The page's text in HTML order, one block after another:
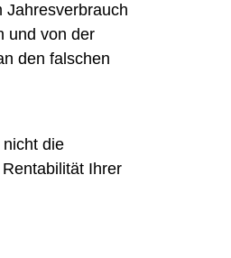
Jahresverbrauch
und von der
den falschen
die
Ihrer